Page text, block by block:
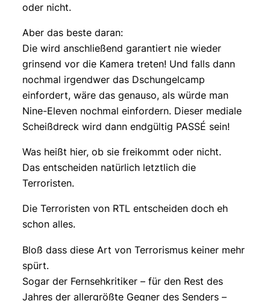
oder nicht.
Aber das beste daran:
Die wird anschließend garantiert nie wieder
grinsend vor die Kamera treten! Und falls dann
nochmal irgendwer das Dschungelcamp
einfordert, wäre das genauso, als würde man
Nine-Eleven nochmal einfordern. Dieser mediale
Scheißdreck wird dann endgültig PASSÉ sein!
Was heißt hier, ob sie freikommt oder nicht.
Das entscheiden natürlich letztlich die
Terroristen.
Die Terroristen von RTL entscheiden doch eh
schon alles.
Bloß dass diese Art von Terrorismus keiner mehr
spürt.
Sogar der Fernsehkritiker – für den Rest des
Jahres der allergrößte Gegner des Senders –